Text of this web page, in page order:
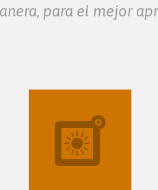
para el mejor